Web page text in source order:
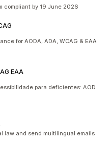
compliant by 19 June 2026
for AODA, ADA, WCAG & EAA
EAA
para deficientes: AOD
law and send multilingual emails